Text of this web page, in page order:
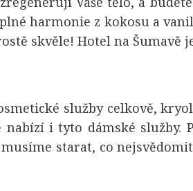
harmonie z kokosu a
skvěle! Hotel na Šumavě
služby celkově,
nabízí i tyto dámské služby.
starat, co